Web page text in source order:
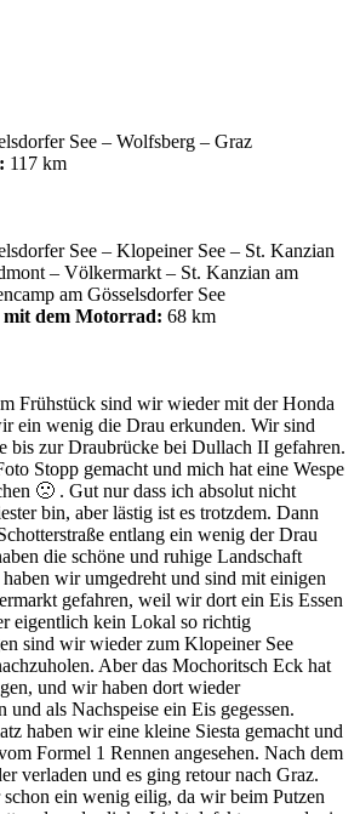
See – Wolfsberg – Graz
117 km
See – Klopeiner See – St. Kanzian
– Völkermarkt – St. Kanzian am
am Gösselsdorfer See
mit dem Motorrad: 68 km
Frühstück sind wir wieder mit der Honda
ein wenig die Drau erkunden. Wir sind
bis zur Draubrücke bei Dullach II gefahren.
Stopp gemacht und mich hat eine Wespe
🙁 . Gut nur dass ich absolut nicht
bin, aber lästig ist es trotzdem. Dann
entlang ein wenig der Drau
die schöne und ruhige Landschaft
wir umgedreht und sind mit einigen
gefahren, weil wir dort ein Eis Essen
eigentlich kein Lokal so richtig
sind wir wieder zum Klopeiner See
Aber das Mochoritsch Eck hat
und wir haben dort wieder
und als Nachspeise ein Eis gegessen.
haben wir eine kleine Siesta gemacht und
Formel 1 Rennen angesehen. Nach dem
verladen und es ging retour nach Graz.
schon ein wenig eilig, da wir beim Putzen